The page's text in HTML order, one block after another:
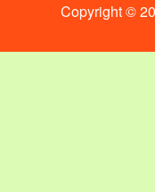
Copyright ©